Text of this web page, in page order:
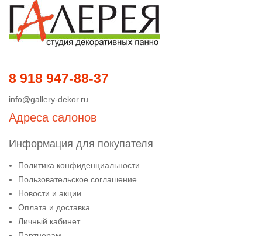
8 918 947-88-37
info@gallery-dekor.ru
Адреса салонов
Информация для покупателя
Политика конфиденциальности
Пользовательское соглашение
Новости и акции
Оплата и доставка
Личный кабинет